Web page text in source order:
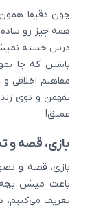
چون دقیقا
همه چیز رو
درس خسته
باشین که جا
مفاهیم اخلاقی
بفهمن و توی
عمیق!
بازی، قصه و
بازی، قصه و
باعث میشن
تعریف می‌کنیم،